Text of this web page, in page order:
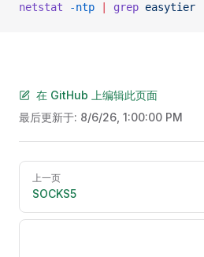
netstat -ntp grep easytier
在 GitHub 上编辑此页面
最后更新于: 8/6/26, 1:00:00 PM
Pager
上一页
SOCKS5